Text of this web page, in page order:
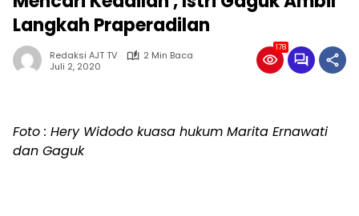
Langkah Praperadilan
Redaksi AJT TV
2 Min Baca
Juli 2, 2020
178
Foto : Hery Widodo kuasa hukum Marita Ernawati
dan Gaguk